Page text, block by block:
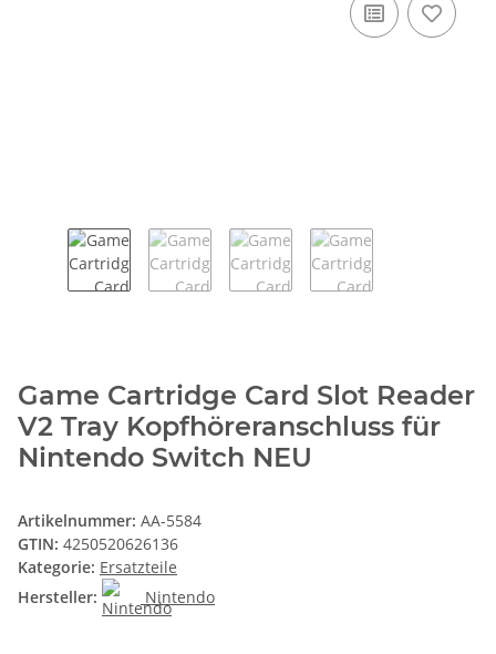
Game Cartridge Card Slot Reader
V2 Tray Kopfhöreranschluss für
Nintendo Switch NEU
Artikelnummer: AA-5584
GTIN: 4250520626136
Kategorie: Ersatzteile
Hersteller:
Nintendo